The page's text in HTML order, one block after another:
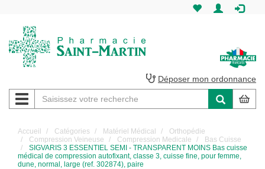
Martin
Pharmacie
Saint-
Martin
Déposer mon ordonnance
Navigation
Accueil Catégories Matériel Médical
Orthopédie
Compression Veineuse
Compression Medicale
Bas Cuisse
SIGVARIS 3 ESSENTIEL SEMI - TRANSPARENT MOINS Bas cuisse
médical de compression autofixant, classe 3, cuisse fine, pour femme,
dune, normal, large (ref. 302874), paire